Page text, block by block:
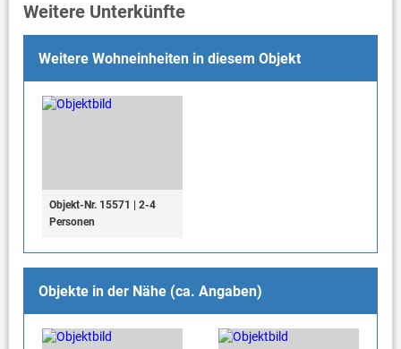
Weitere Unterkünfte
Weitere Wohneinheiten in diesem Objekt
Objekt-Nr. 15571 | 2-4
Personen
Objekte in der Nähe (ca. Angaben)